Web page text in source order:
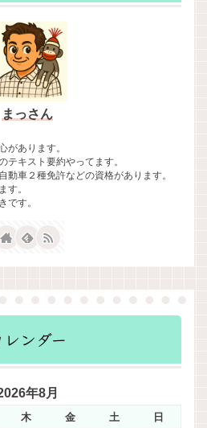
まっさん
があります。
テキスト要約やってます。
動車２種免許などの資格があります。
す。
です。
レンダー
年8月
木 金 土
日